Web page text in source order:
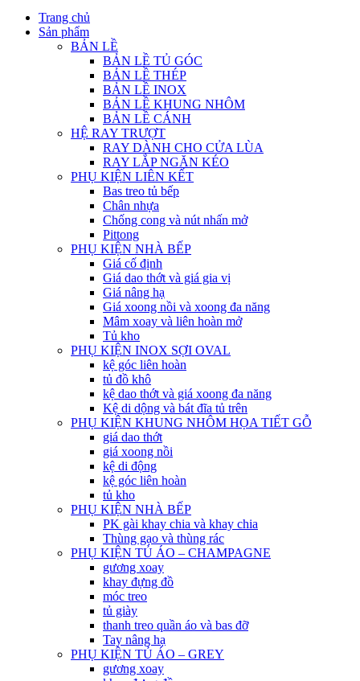
Trang chủ
Sản phẩm
BẢN LỀ
BẢN LỀ TỦ GÓC
BẢN LỀ THÉP
BẢN LỀ INOX
BẢN LỀ KHUNG NHÔM
BẢN LỀ CÁNH
HỆ RAY TRƯỢT
RAY DÀNH CHO CỬA LÙA
RAY LẮP NGĂN KÉO
PHỤ KIỆN LIÊN KẾT
Bas treo tủ bếp
Chân nhựa
Chống cong và nút nhấn mở
Pittong
PHỤ KIỆN NHÀ BẾP
Giá cố định
Giá dao thớt và giá gia vị
Giá nâng hạ
Giá xoong nồi và xoong đa năng
Mâm xoay và liên hoàn mở
Tủ kho
PHỤ KIỆN INOX SỢI OVAL
kệ góc liên hoàn
tủ đồ khô
kệ dao thớt và giá xoong đa năng
Kệ di dộng và bát đĩa tủ trên
PHỤ KIỆN KHUNG NHÔM HỌA TIẾT GỖ
giá dao thớt
giá xoong nồi
kệ di động
kệ góc liên hoàn
tủ kho
PHỤ KIỆN NHÀ BẾP
PK gài khay chia và khay chia
Thùng gạo và thùng rác
PHỤ KIỆN TỦ ÁO – CHAMPAGNE
gương xoay
khay đựng đồ
móc treo
tủ giày
thanh treo quần áo và bas đỡ
Tay nâng hạ
PHỤ KIỆN TỦ ÁO – GREY
gương xoay